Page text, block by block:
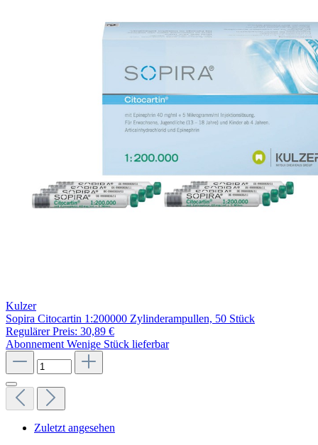
Kulzer
Sopira Citocartin 1:200000 Zylinderampullen, 50 Stück
Regulärer Preis: 30,89 €
Abonnement Wenige Stück lieferbar
Zuletzt angesehen